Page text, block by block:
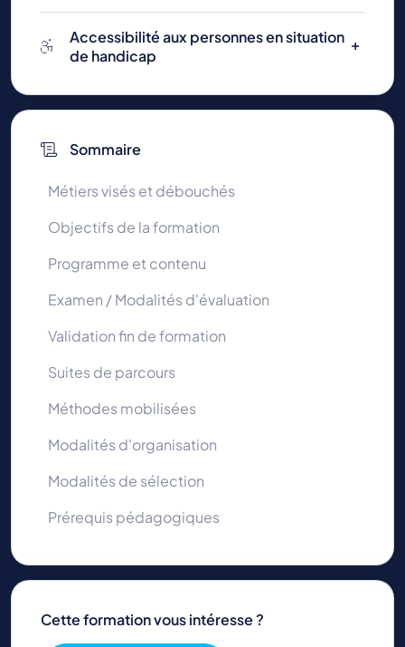
Accessibilité aux personnes en situation
de handicap
Sommaire
Métiers visés et débouchés
Objectifs de la formation
Programme et contenu
Examen / Modalités d'évaluation
Validation fin de formation
Suites de parcours
Méthodes mobilisées
Modalités d'organisation
Modalités de sélection
Prérequis pédagogiques
Cette formation vous intéresse ?